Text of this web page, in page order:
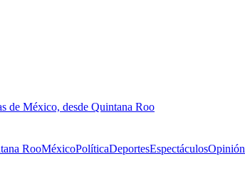
de México, desde Quintana Roo
RooMéxicoPolíticaDeportesEspectáculosOpinión